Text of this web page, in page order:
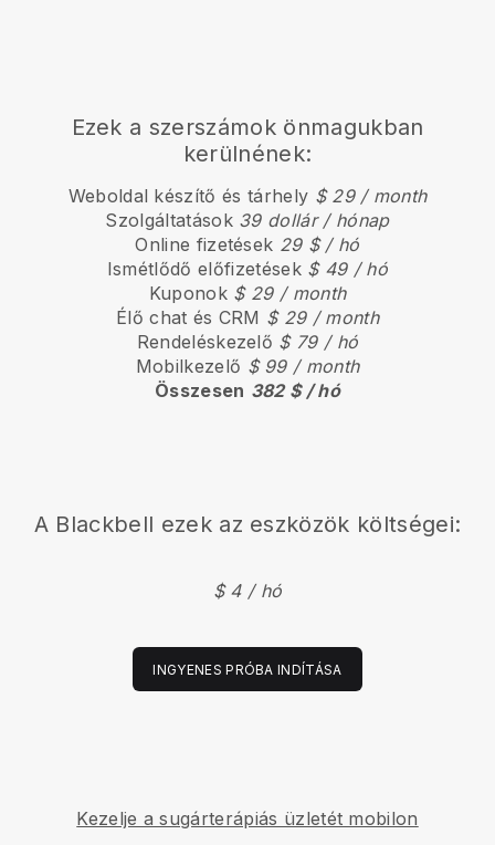
Ezek a szerszámok önmagukban
kerülnének:
Weboldal készítő és tárhely $ 29 / month
Szolgáltatások 39 dollár / hónap
Online fizetések 29 $ / hó
Ismétlődő előfizetések $ 49 / hó
Kuponok $ 29 / month
Élő chat és CRM $ 29 / month
Rendeléskezelő $ 79 / hó
Mobilkezelő $ 99 / month
Összesen 382 $ / hó
A Blackbell ezek az eszközök költségei:
$ 4 / hó
INGYENES PRÓBA INDÍTÁSA
Kezelje a sugárterápiás üzletét mobilon